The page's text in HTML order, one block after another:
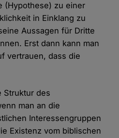
(Hypothese) zu einer
in Einklang zu
Aussagen für Dritte
Erst dann kann man
vertrauen, dass die
Struktur des
man an die
Interessengruppen
Existenz vom biblischen